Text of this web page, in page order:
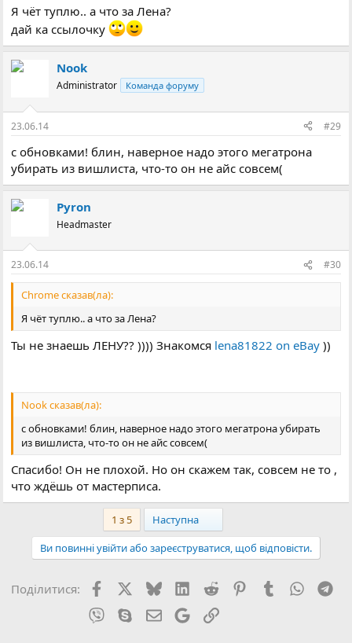
Я чёт туплю.. а что за Лена?
дай ка ссылочку
Nook
Administrator Команда форуму
23.06.14 #29
с обновками! блин, наверное надо этого мегатрона
убирать из вишлиста, что-то он не айс совсем(
Pyron
Headmaster
23.06.14 #30
Chrome сказав(ла):
Я чёт туплю.. а что за Лена?
Ты не знаешь ЛЕНУ?? )))) Знакомся lena81822 on eBay ))
Nook сказав(ла):
с обновками! блин, наверное надо этого мегатрона убирать
из вишлиста, что-то он не айс совсем(
Спасибо! Он не плохой. Но он скажем так, совсем не то ,
что ждёшь от мастерписа.
1 з 5 Наступна
Ви повинні увійти або зареєструватися, щоб відповісти.
Поділитися: FacebookX (Twitter)
BlueskyLinkedIn
Reddit PinterestTumblr
Viber SkypeE-mailGoogleПосилання